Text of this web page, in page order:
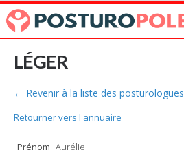
LÉGER
← Revenir à la liste des posturologues
Retourner vers l'annuaire
Prénom Aurélie